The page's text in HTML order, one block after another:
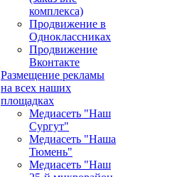
комплекса)
Продвижение в
Одноклассниках
Продвижение
Вконтакте
Размещение рекламы
на всех наших
площадках
Медиасеть "Наш
Сургут"
Медиасеть "Наша
Тюмень"
Медиасеть "Наш